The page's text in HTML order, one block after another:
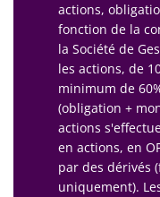
actions,
fonction de la
la Société de
les actions, de
minimum de
(obligation +
actions
en actions, en
par des dérivés
uniquement).